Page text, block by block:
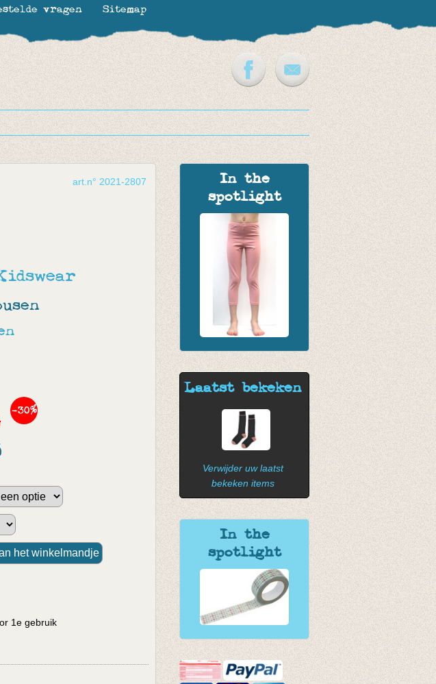
In the
spotlight
Laatst bekeken
Verwijder uw laatst
bekeken items
In the
spotlight
art.n° 2021-2807
-30%
1e gebruik
vragen Sitemap